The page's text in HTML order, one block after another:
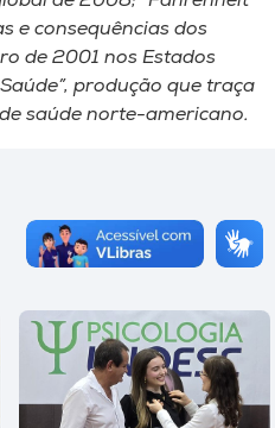
e consequências dos
de 2001 nos Estados
produção que traça
saúde norte-americano.